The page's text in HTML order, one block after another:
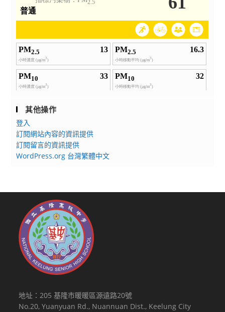
其他操作
登入
訂閱網站內容的資訊提供
訂閱留言的資訊提供
WordPress.org 台灣繁體中文
地址：205 基隆市暖暖區源遠路20號
No.20, Yuanyuan Rd., Nuannuan Dist., Keelung City